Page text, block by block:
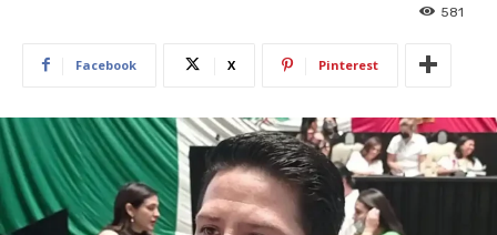
581
Facebook X Pinterest